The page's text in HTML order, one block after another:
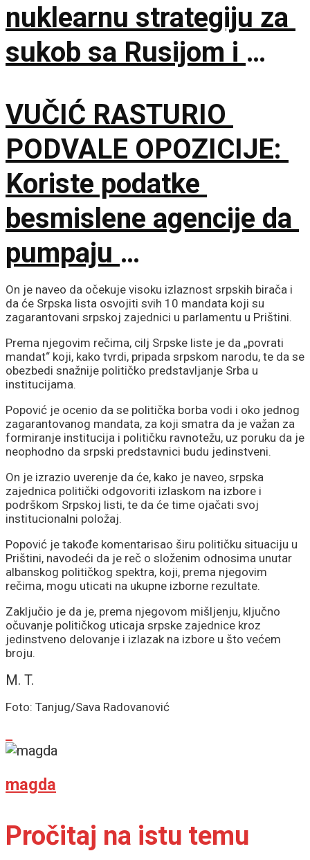
nuklearnu strategiju za
sukob sa Rusijom i
VUČIĆ RASTURIO
PODVALE OPOZICIJE:
Koriste podatke
besmislene agencije da
pumpaju
samopouzdanje, a
sakrili prave brojeve
On je naveo da očekuje visoku izlaznost srpskih birača i
da će Srpska lista osvojiti svih 10 mandata koji su
zagarantovani srpskoj zajednici u parlamentu u Prištini.
Prema njegovim rečima, cilj Srpske liste je da „povrati
mandat“ koji, kako tvrdi, pripada srpskom narodu, te da se
obezbedi snažnije političko predstavljanje Srba u
institucijama.
Popović je ocenio da se politička borba vodi i oko jednog
zagarantovanog mandata, za koji smatra da je važan za
formiranje institucija i političku ravnotežu, uz poruku da je
neophodno da srpski predstavnici budu jedinstveni.
On je izrazio uverenje da će, kako je naveo, srpska
zajednica politički odgovoriti izlaskom na izbore i
podrškom Srpskoj listi, te da će time ojačati svoj
institucionalni položaj.
Popović je takođe komentarisao širu političku situaciju u
Prištini, navodeći da je reč o složenim odnosima unutar
albanskog političkog spektra, koji, prema njegovim
rečima, mogu uticati na ukupne izborne rezultate.
Zaključio je da je, prema njegovom mišljenju, ključno
očuvanje političkog uticaja srpske zajednice kroz
jedinstveno delovanje i izlazak na izbore u što većem
broju.
M. T.
Foto: Tanjug/Sava Radovanović
magda
Pročitaj na istu temu